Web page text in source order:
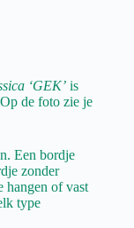
‘GEK’ is
de foto zie je
Een bordje
zonder
hangen of vast
type